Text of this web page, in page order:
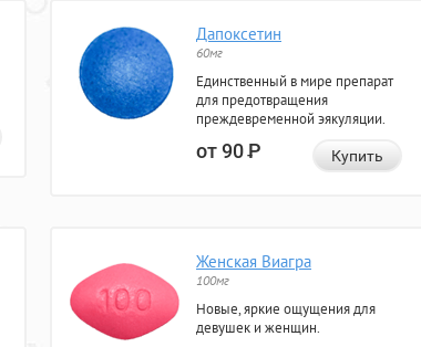
Дапоксетин
60мг
Единственный в мире препарат
для предотвращения
преждевременной эякуляции.
от 90Р Купить
Женская Виагра
100мг
Новые, яркие ощущения для
девушек и женщин.